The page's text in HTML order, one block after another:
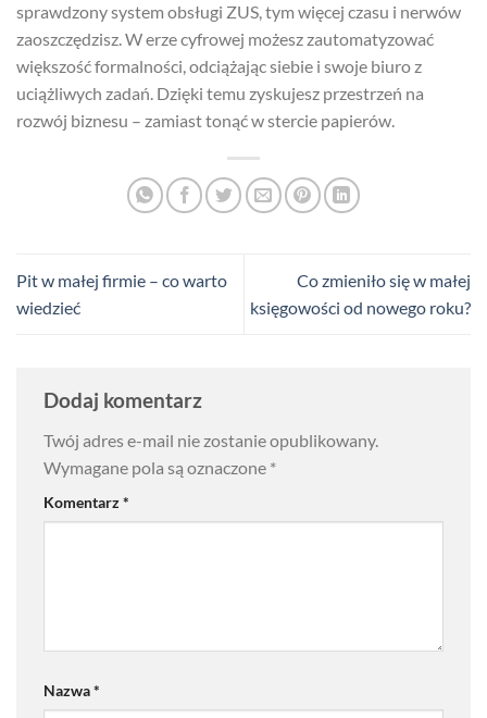
sprawdzony system obsługi ZUS, tym więcej czasu i nerwów
zaoszczędzisz. W erze cyfrowej możesz zautomatyzować
większość formalności, odciążając siebie i swoje biuro z
uciążliwych zadań. Dzięki temu zyskujesz przestrzeń na
rozwój biznesu – zamiast tonąć w stercie papierów.
Pit w małej firmie – co warto
wiedzieć
Co zmieniło się w małej
księgowości od nowego roku?
Dodaj komentarz
Twój adres e-mail nie zostanie opublikowany.
Wymagane pola są oznaczone *
Komentarz*
Nazwa*